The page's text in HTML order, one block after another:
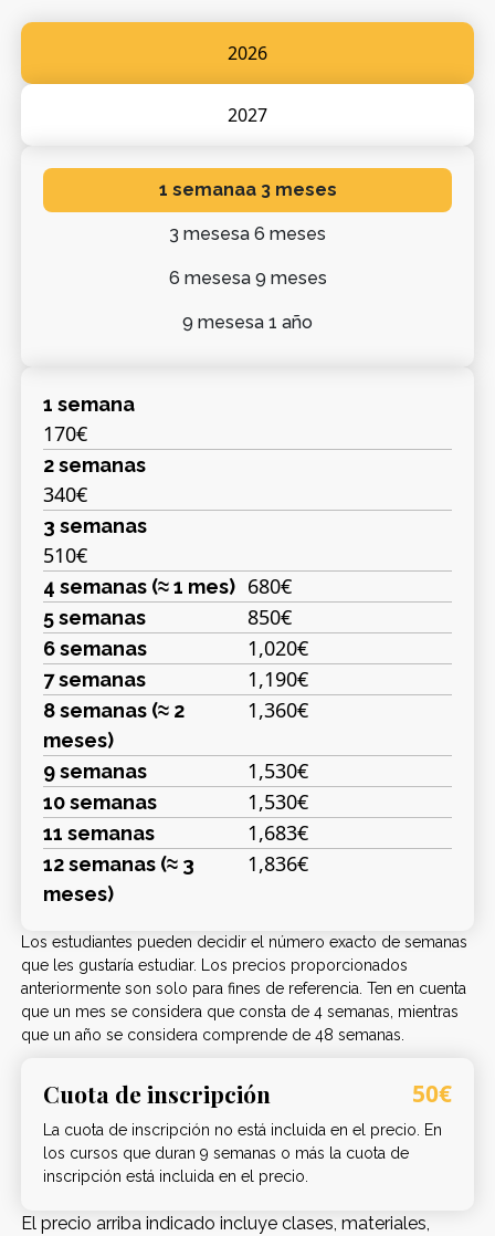
2026
2027
1 semanaa 3 meses
3 mesesa 6 meses
6 mesesa 9 meses
9 mesesa 1 año
1 semana
170€
2 semanas
340€
3 semanas
510€
4 semanas (≈ 1 mes) 680€
5 semanas 850€
6 semanas 1,020€
7 semanas 1,190€
8 semanas (≈ 2
meses)
1,360€
9 semanas 1,530€
10 semanas 1,530€
11 semanas 1,683€
12 semanas (≈ 3
meses)
1,836€
Los estudiantes pueden decidir el número exacto de semanas
que les gustaría estudiar. Los precios proporcionados
anteriormente son solo para fines de referencia. Ten en cuenta
que un mes se considera que consta de 4 semanas, mientras
que un año se considera comprende de 48 semanas.
Cuota de inscripción 50€
La cuota de inscripción no está incluida en el precio. En
los cursos que duran 9 semanas o más la cuota de
inscripción está incluida en el precio.
El precio arriba indicado incluye clases, materiales,